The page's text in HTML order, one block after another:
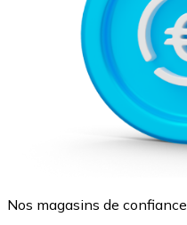
Nos magasins de confiance